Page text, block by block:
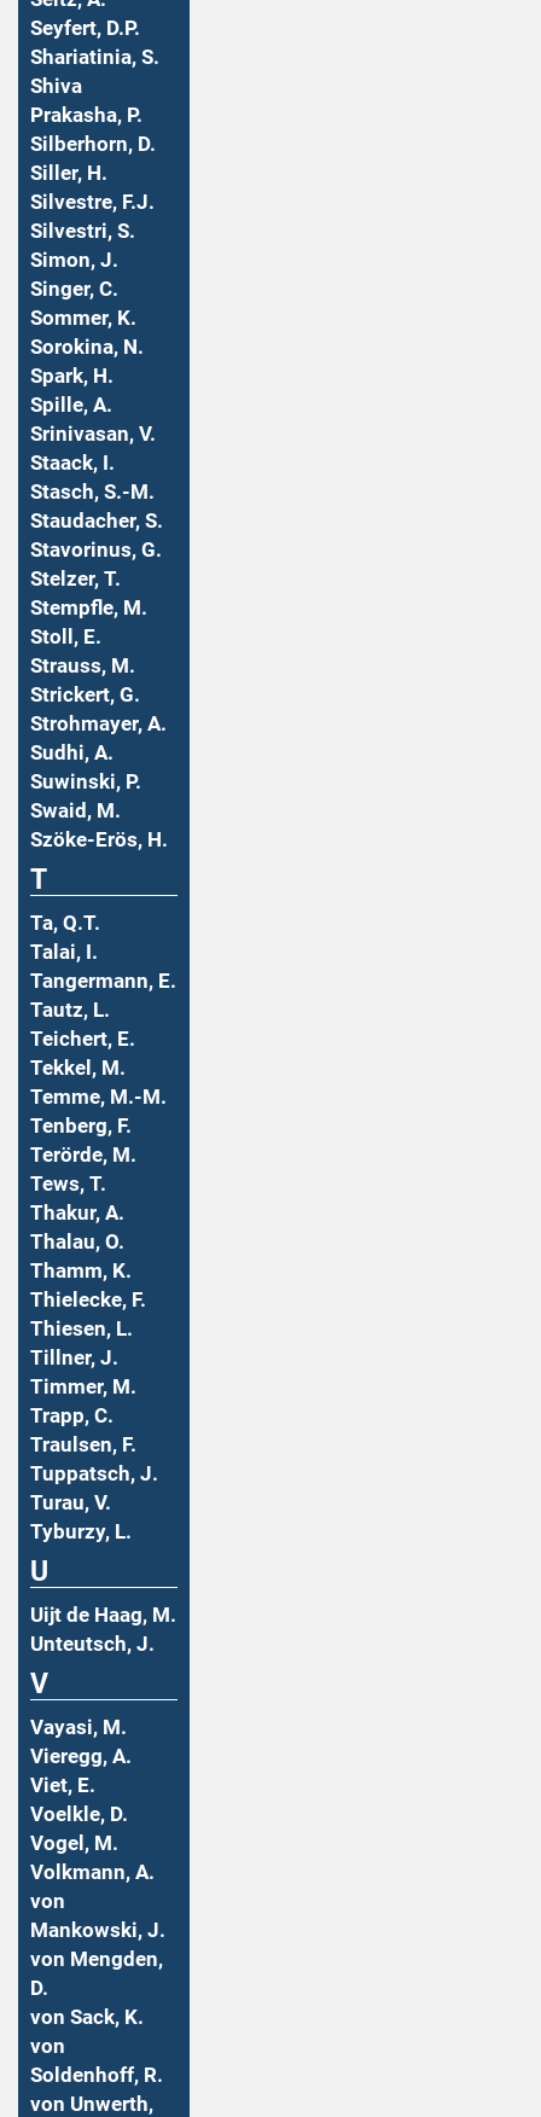
Seyfert, D.P.
Shariatinia, S.
Shiva
Prakasha, P.
Silberhorn, D.
Siller, H.
Silvestre, F.J.
Silvestri, S.
Simon, J.
Singer, C.
Sommer, K.
Sorokina, N.
Spark, H.
Spille, A.
Srinivasan, V.
Staack, I.
Stasch, S.-M.
Staudacher, S.
Stavorinus, G.
Stelzer, T.
Stempfle, M.
Stoll, E.
Strauss, M.
Strickert, G.
Strohmayer, A.
Sudhi, A.
Suwinski, P.
Swaid, M.
Szöke-Erös, H.
T
Ta, Q.T.
Talai, I.
Tangermann, E.
Tautz, L.
Teichert, E.
Tekkel, M.
Temme, M.-M.
Tenberg, F.
Terörde, M.
Tews, T.
Thakur, A.
Thalau, O.
Thamm, K.
Thielecke, F.
Thiesen, L.
Tillner, J.
Timmer, M.
Trapp, C.
Traulsen, F.
Tuppatsch, J.
Turau, V.
Tyburzy, L.
U
Uijt de Haag, M.
Unteutsch, J.
V
Vayasi, M.
Vieregg, A.
Viet, E.
Voelkle, D.
Vogel, M.
Volkmann, A.
von
Mankowski, J.
von Mengden,
D.
von Sack, K.
von
Soldenhoff, R.
von Unwerth,